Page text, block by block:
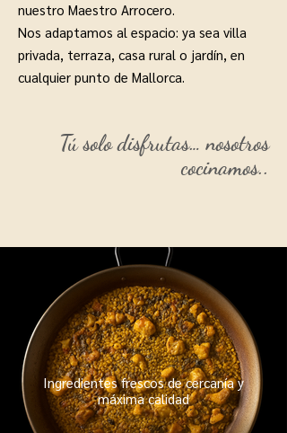
nuestro Maestro Arrocero.
Nos adaptamos al espacio: ya sea villa
privada, terraza, casa rural o jardín, en
cualquier punto de Mallorca.
Tú solo disfrutas… nosotros
cocinamos..
Ingredientes frescos de cercanía y
máxima calidad